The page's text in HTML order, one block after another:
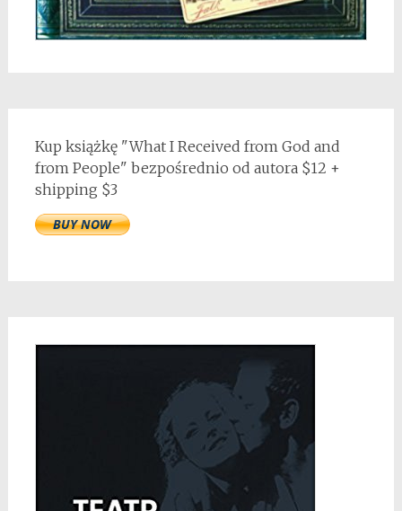
Kup książkę "What I Received from God and
from People" bezpośrednio od autora $12 +
shipping $3